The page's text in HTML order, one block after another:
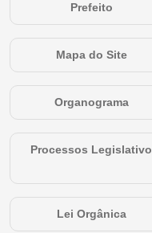
Prefeito
Mapa do Site
Organograma
Processos Legislativo
Lei Orgânica